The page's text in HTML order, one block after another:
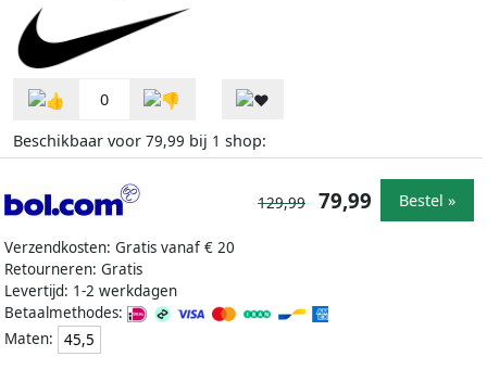
0
Beschikbaar voor 79,99 bij 1 shop:
Verzendkosten: Gratis vanaf € 20
Retourneren: Gratis
Levertijd: 1-2 werkdagen
Betaalmethodes:
Maten:
45,5
129,99 79,99 Bestel »